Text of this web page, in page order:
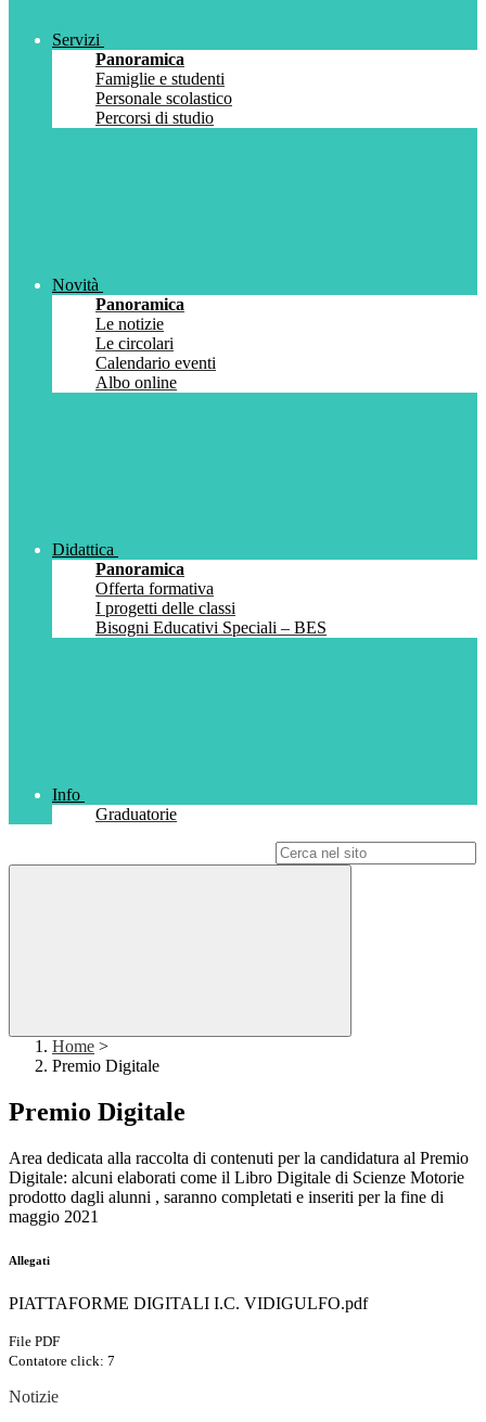
Servizi
Panoramica
Famiglie e studenti
Personale scolastico
Percorsi di studio
Novità
Panoramica
Le notizie
Le circolari
Calendario eventi
Albo online
Didattica
Panoramica
Offerta formativa
I progetti delle classi
Bisogni Educativi Speciali – BES
Info
Graduatorie
Home >
Premio Digitale
Premio Digitale
Area dedicata alla raccolta di contenuti per la candidatura al Premio
Digitale: alcuni elaborati come il Libro Digitale di Scienze Motorie
prodotto dagli alunni , saranno completati e inseriti per la fine di
maggio 2021
Allegati
PIATTAFORME DIGITALI I.C. VIDIGULFO.pdf
File PDF
Contatore click: 7
Notizie